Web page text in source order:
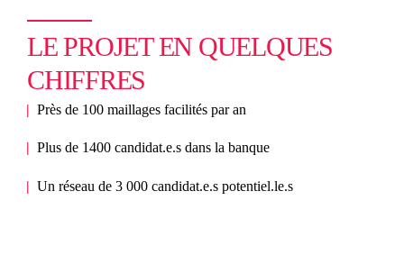
LE PROJET EN QUELQUES
CHIFFRES
Près de 100 maillages facilités par an
Plus de 1400 candidat.e.s dans la banque
Un réseau de 3 000 candidat.e.s potentiel.le.s